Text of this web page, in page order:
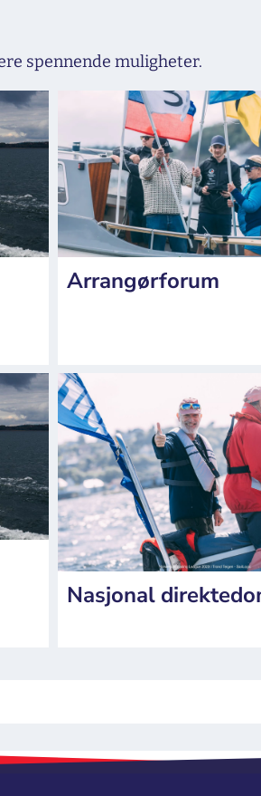
spennende muligheter.
Arrangørforum
Nasjonal